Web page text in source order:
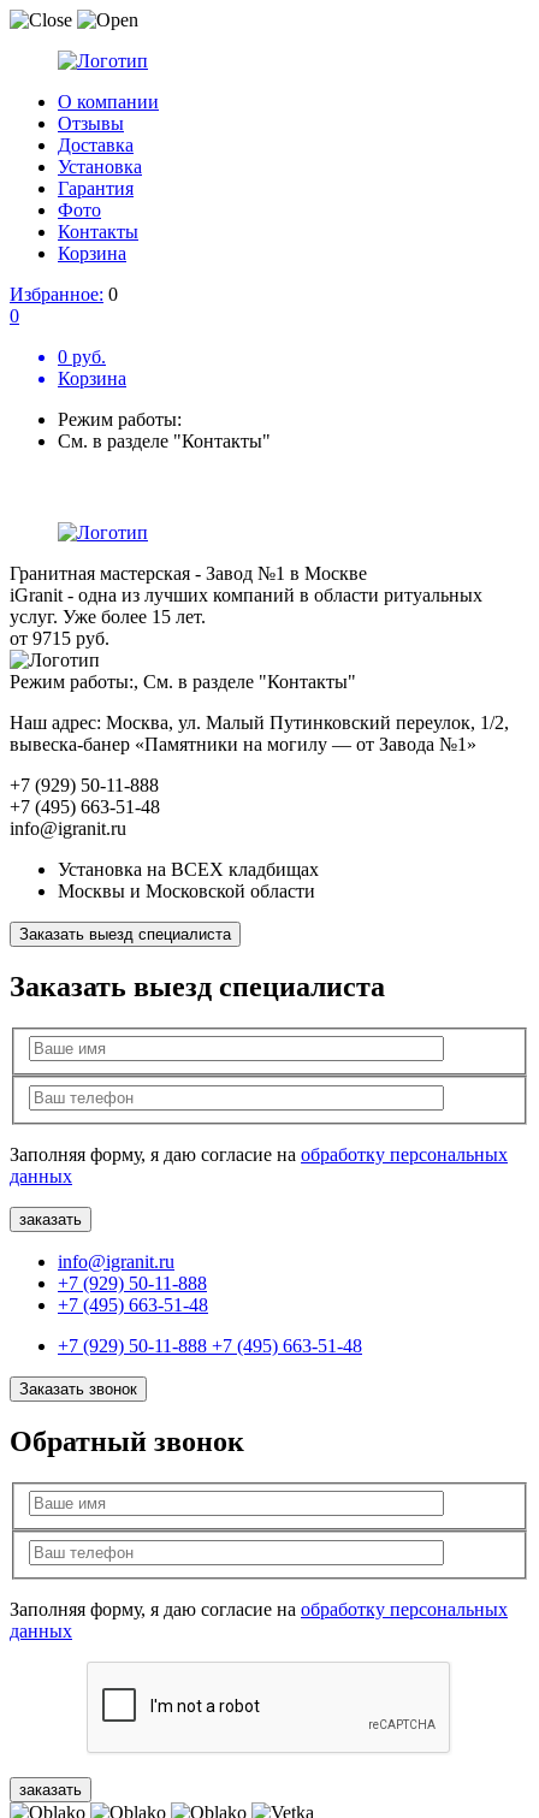
О компании
Отзывы
Доставка
Установка
Гарантия
Фото
Контакты
Корзина
Избранное: 0
0
0 руб.
Корзина
Режим работы:
См. в разделе "Контакты"
Гранитная мастерская - Завод №1 в Москве
iGranit - одна из лучших компаний в области ритуальных
услуг. Уже более 15 лет.
от 9715 руб.
Режим работы:, См. в разделе "Контакты"
Наш адрес: Москва, ул. Малый Путинковский переулок, 1/2,
вывеска-банер «Памятники на могилу — от Завода №1»
+7 (929) 50-11-888
+7 (495) 663-51-48
info@igranit.ru
Установка на ВСЕХ кладбищах
Москвы и Московской области
Заказать выезд специалиста
Заказать выезд специалиста
Заполняя форму, я даю согласие на обработку персональных
данных
info@igranit.ru
+7 (929) 50-11-888
+7 (495) 663-51-48
+7 (929) 50-11-888 +7 (495) 663-51-48
Заказать звонок
Обратный звонок
Заполняя форму, я даю согласие на обработку персональных
данных